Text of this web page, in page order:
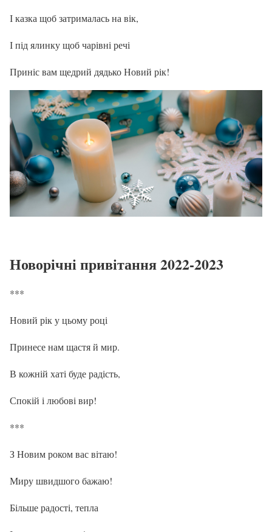
І казка щоб затрималась на вік,
І під ялинку щоб чарівні речі
Приніс вам щедрий дядько Новий рік!
Новорічні привітання 2022-2023
***
Новий рік у цьому році
Принесе нам щастя й мир.
В кожній хаті буде радість,
Спокій і любові вир!
***
З Новим роком вас вітаю!
Миру швидшого бажаю!
Більше радості, тепла